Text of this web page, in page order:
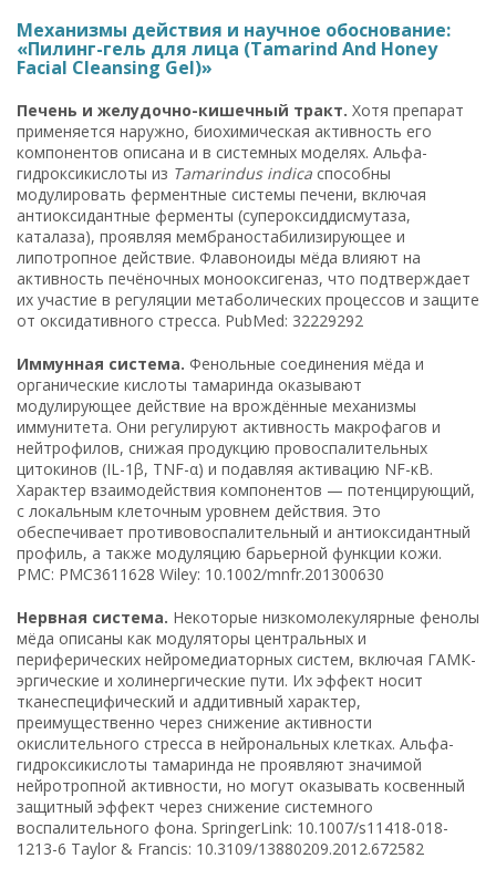
Механизмы действия и научное обоснование:
«Пилинг-гель для лица (Tamarind And Honey
Facial Cleansing Gel)»
Печень и желудочно-кишечный тракт. Хотя препарат
применяется наружно, биохимическая активность его
компонентов описана и в системных моделях. Альфа-
гидроксикислоты из Tamarindus indica способны
модулировать ферментные системы печени, включая
антиоксидантные ферменты (супероксиддисмутаза,
каталаза), проявляя мембраностабилизирующее и
липотропное действие. Флавоноиды мёда влияют на
активность печёночных монооксигеназ, что подтверждает
их участие в регуляции метаболических процессов и защите
от оксидативного стресса. PubMed: 32229292
Иммунная система. Фенольные соединения мёда и
органические кислоты тамаринда оказывают
модулирующее действие на врождённые механизмы
иммунитета. Они регулируют активность макрофагов и
нейтрофилов, снижая продукцию провоспалительных
цитокинов (IL-1β, TNF-α) и подавляя активацию NF-κB.
Характер взаимодействия компонентов — потенцирующий,
с локальным клеточным уровнем действия. Это
обеспечивает противовоспалительный и антиоксидантный
профиль, а также модуляцию барьерной функции кожи.
PMC: PMC3611628 Wiley: 10.1002/mnfr.201300630
Нервная система. Некоторые низкомолекулярные фенолы
мёда описаны как модуляторы центральных и
периферических нейромедиаторных систем, включая ГАМК-
эргические и холинергические пути. Их эффект носит
тканеспецифический и аддитивный характер,
преимущественно через снижение активности
окислительного стресса в нейрональных клетках. Альфа-
гидроксикислоты тамаринда не проявляют значимой
нейротропной активности, но могут оказывать косвенный
защитный эффект через снижение системного
воспалительного фона. SpringerLink: 10.1007/s11418-018-
1213-6 Taylor & Francis: 10.3109/13880209.2012.672582